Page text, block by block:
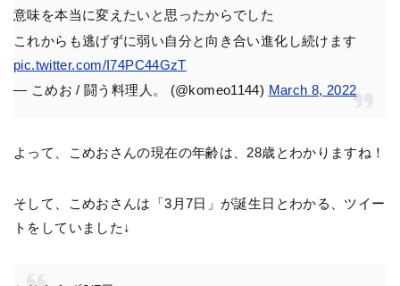
意味を本当に変えたいと思ったからでした
これからも逃げずに弱い自分と向き合い進化し続けます
pic.twitter.com/I74PC44GzT
— こめお / 闘う料理人。 (@komeo1144) March 8, 2022
よって、こめおさんの現在の年齢は、28歳とわかりますね！
そして、こめおさんは「3月7日」が誕生日とわかる、ツイー
トをしていました↓